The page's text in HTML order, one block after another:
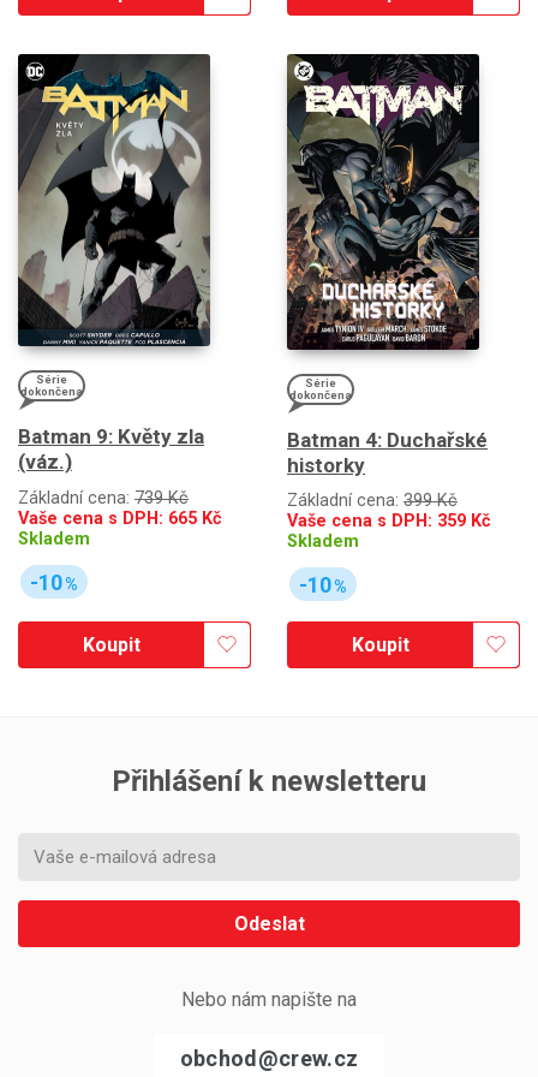
Série
dokončena
Batman 9: Květy zla
(váz.)
Základní cena: 739 Kč
Vaše cena s DPH: 665 Kč
Skladem
-10%
Koupit
Série
dokončena
Batman 4: Duchařské
historky
Základní cena: 399 Kč
Vaše cena s DPH: 359 Kč
Skladem
-10%
Koupit
Přihlášení k newsletteru
Odeslat
Nebo nám napište na
obchod@crew.cz